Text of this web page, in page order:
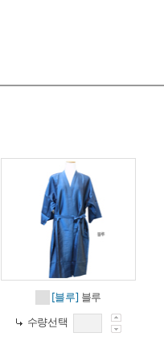
[블루] 블루
수량선택